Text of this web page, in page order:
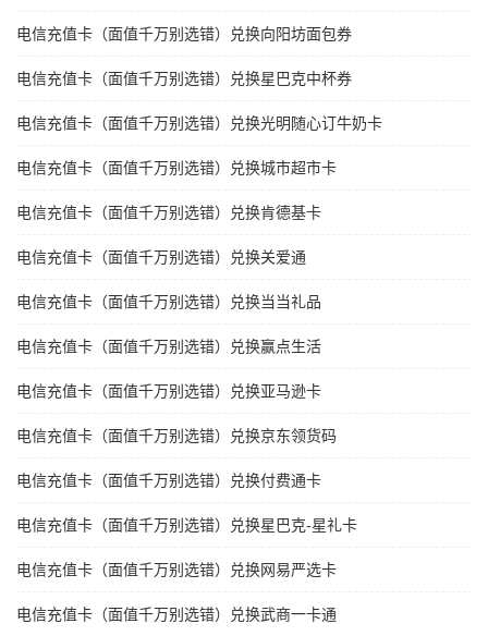
电信充值卡（面值千万别选错）兑换向阳坊面包券
电信充值卡（面值千万别选错）兑换星巴克中杯券
电信充值卡（面值千万别选错）兑换光明随心订牛奶卡
电信充值卡（面值千万别选错）兑换城市超市卡
电信充值卡（面值千万别选错）兑换肯德基卡
电信充值卡（面值千万别选错）兑换关爱通
电信充值卡（面值千万别选错）兑换当当礼品
电信充值卡（面值千万别选错）兑换赢点生活
电信充值卡（面值千万别选错）兑换亚马逊卡
电信充值卡（面值千万别选错）兑换京东领货码
电信充值卡（面值千万别选错）兑换付费通卡
电信充值卡（面值千万别选错）兑换星巴克-星礼卡
电信充值卡（面值千万别选错）兑换网易严选卡
电信充值卡（面值千万别选错）兑换武商一卡通